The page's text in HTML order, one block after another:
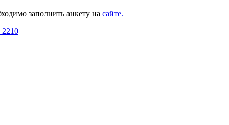
заполнить анкету на сайте.
2210